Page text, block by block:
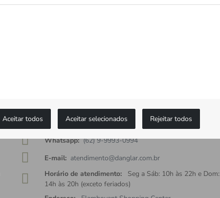
Aceitar todos Aceitar selecionados Rejeitar todos
(62) 3920-2050
Whatsapp: (62) 9-9993-0994
E-mail: atendimento@danglar.com.br
Horário de atendimento:
Seg a Sáb: 10h às 22h e Dom:
14h às 20h (exceto feriados)